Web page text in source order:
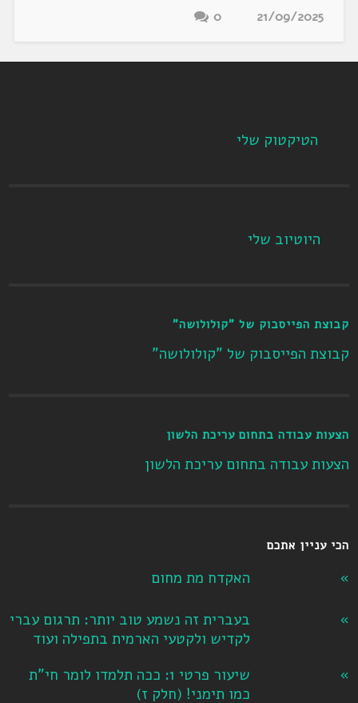
21/09/2025
0
הטיקטוק שלי
היוטיוב שלי
קבוצת הפייסבוק של "קולולושה"
קבוצת הפייסבוק של "קולולושה"
הצעות עבודה בתחום עריכת הלשון
הצעות עבודה בתחום עריכת הלשון
הכי עניין אתכם
האקדח מת מחום
בעברית זה נשמע טוב יותר: תרגום עברי
לקדיש ולקטעי הארמית בתפילה ועוד
שיעור פרטי 1: ככה תלמדו לומר חי"ת
כמו תימני! ‏(חלק ז‏)